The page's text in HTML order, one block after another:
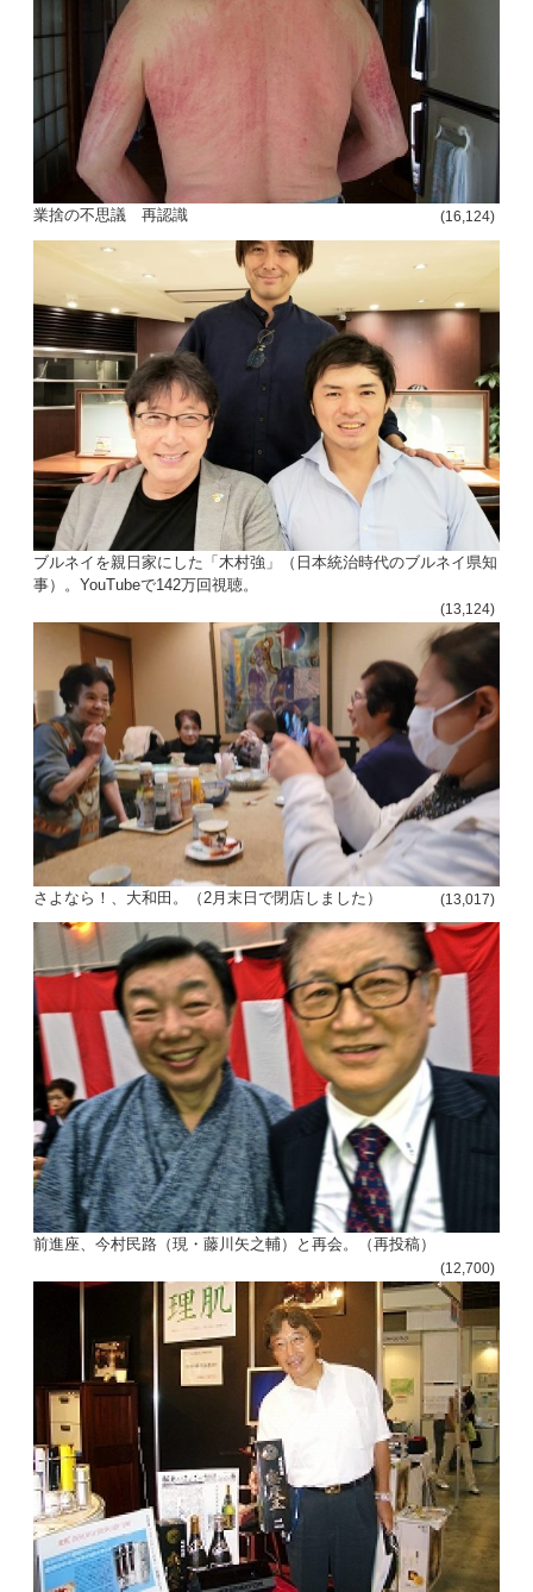
業捨の不思議 再認識 (16,124)
ブルネイを親日家にした「木村強」（日本統治時代のブルネイ県知
事）。YouTubeで142万回視聴。
(13,124)
さよなら！、大和田。（2月末日で閉店しました） (13,017)
前進座、今村民路（現・藤川矢之輔）と再会。（再投稿）
(12,700)